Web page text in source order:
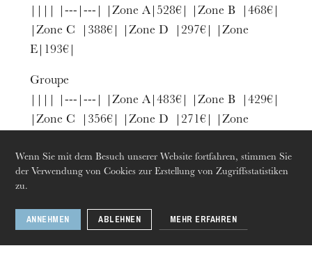
Wenn Sie mit dem Besuch unserer Website fortfahren, stimmen Sie
der Verwendung von Cookies zur Erstellung von Zugriffsstatistiken
zu.
ANNEHMEN ABLEHNEN MEHR ERFAHREN
Donnerstag 20 Aug. 2026
|||| |---|---| |Zone A|528€| |Zone B |468€|
|Zone C |388€| |Zone D |297€| |Zone
E|193€|
Groupe
|||| |---|---| |Zone A|483€| |Zone B |429€|
|Zone C |356€| |Zone D |271€| |Zone
Jeune
B |255€| |Zone C |211€| |Zone
D |163€| |Zone E |107€|